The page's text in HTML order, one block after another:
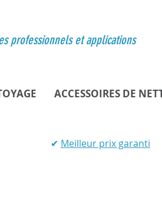
professionnels et applications
ACCESSOIRES DE
✔ Meilleur prix garanti